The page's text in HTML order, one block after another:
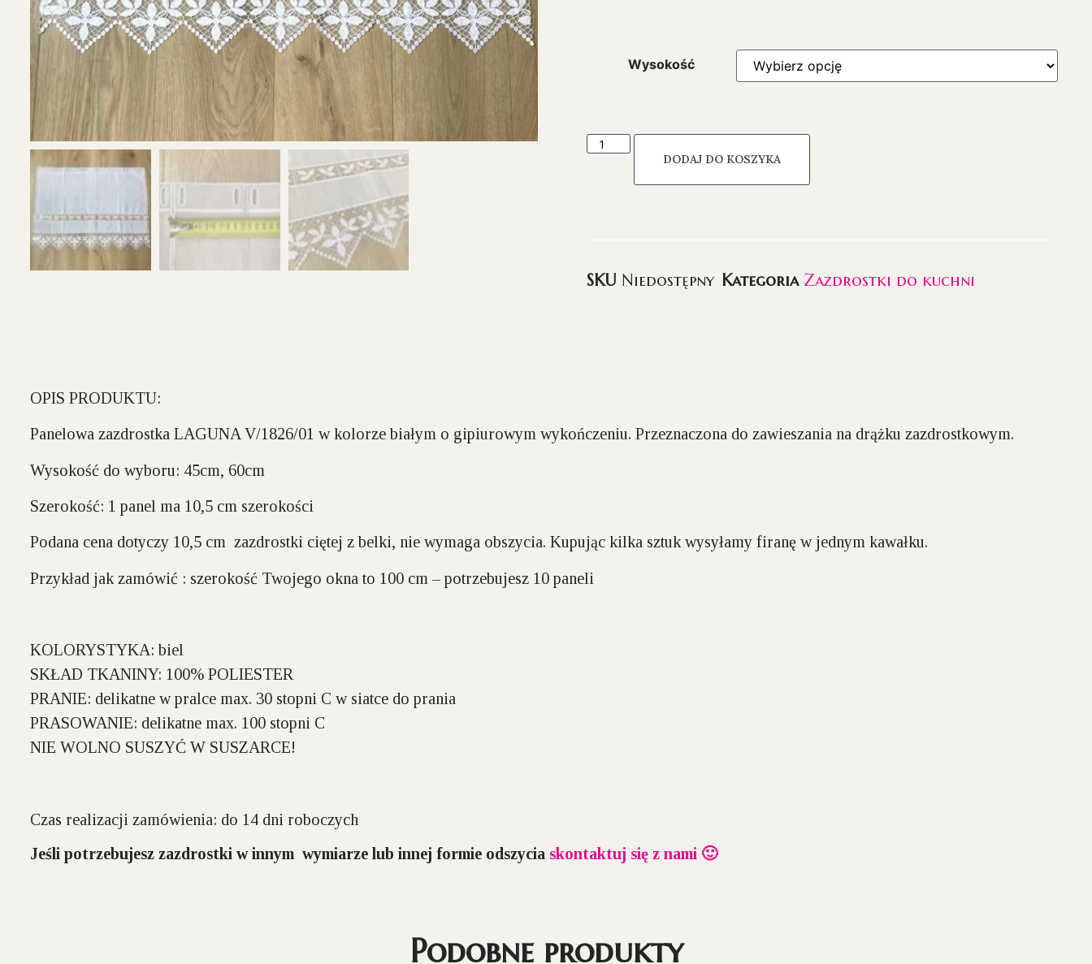
Wysokość
DODAJ DO KOSZYKA
SKU Niedostępny Kategoria Zazdrostki do kuchni
OPIS PRODUKTU:
Panelowa zazdrostka LAGUNA V/1826/01 w kolorze białym o gipiurowym wykończeniu. Przeznaczona do zawieszania na drążku zazdrostkowym.
Wysokość do wyboru: 45cm, 60cm
Szerokość: 1 panel ma 10,5 cm szerokości
Podana cena dotyczy 10,5 cm zazdrostki ciętej z belki, nie wymaga obszycia. Kupując kilka sztuk wysyłamy firanę w jednym kawałku.
Przykład jak zamówić : szerokość Twojego okna to 100 cm – potrzebujesz 10 paneli
KOLORYSTYKA: biel
SKŁAD TKANINY: 100% POLIESTER
PRANIE: delikatne w pralce max. 30 stopni C w siatce do prania
PRASOWANIE: delikatne max. 100 stopni C
NIE WOLNO SUSZYĆ W SUSZARCE!
Czas realizacji zamówienia: do 14 dni roboczych
Jeśli potrzebujesz zazdrostki w innym wymiarze lub innej formie odszycia skontaktuj się z nami 🙂
Podobne produkty